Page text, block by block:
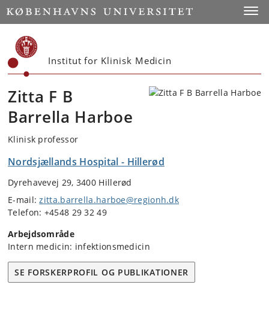
Start
Institut for Klinisk Medicin
Zitta F B
Barrella Harboe
Klinisk professor
Nordsjællands Hospital - Hillerød
Dyrehavevej 29, 3400 Hillerød
E-mail:zitta.barrella.harboe@regionh.dk
Telefon: +4548 29 32 49
Arbejdsområde
Intern medicin: infektionsmedicin
SE FORSKERPROFIL OG PUBLIKATIONER